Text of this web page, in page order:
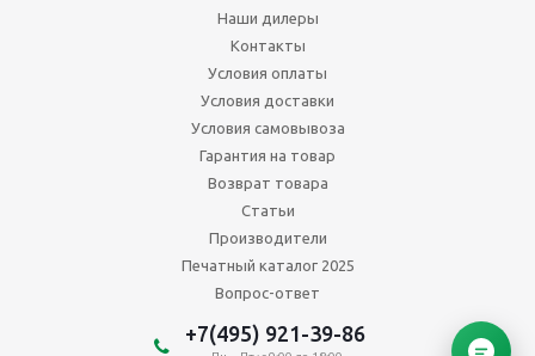
Наши дилеры
Контакты
Условия оплаты
Условия доставки
Условия самовывоза
Гарантия на товар
Возврат товара
Статьи
Производители
Печатный каталог 2025
Вопрос-ответ
+7(495) 921-39-86